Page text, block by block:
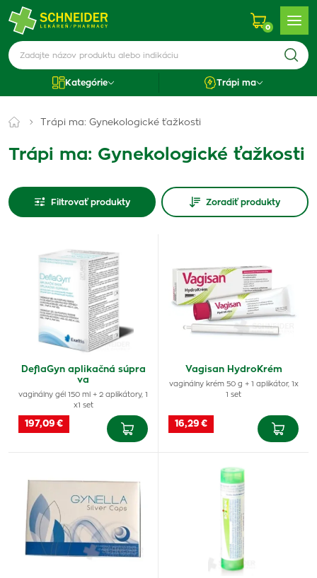
0
Kategórie Trápi ma
Trápi ma: Gynekologické ťažkosti
Trápi ma: Gynekologické ťažkosti
Filtrovať produkty Zoradiť produkty
DeflaGyn aplikačná súpra
va
vaginálny gél 150 ml + 2 aplikátory, 1
x1 set
197,09 €
Vagisan HydroKrém
vaginálny krém 50 g + 1 aplikátor, 1x
1 set
16,29 €